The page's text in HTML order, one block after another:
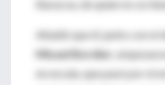
Baracoa, de quien no se
Añadió que él, junto con
Misael Bordier ,
en escala, que pasó por el